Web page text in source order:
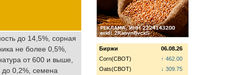
до 14,5%, сорная
не более 0,5%,
от 600 и выше,
до 0,2%, семена
Биржи
06.08.26
Corn(CBOT)
↑ 462.00
Oats(CBOT)
↓ 309.75